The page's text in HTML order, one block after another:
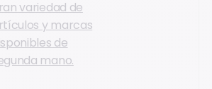
variedad de
y marcas
de
mano.